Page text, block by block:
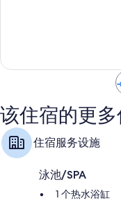
本
商
务
区
了，
点
评
该住宿的更多
住宿服务设施
泳池/SPA
1 个热水浴缸